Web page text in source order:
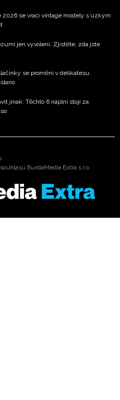
se vrací vintage modely s úzkým
jen vyvolení. Zjistěte, zda jste
se promění v delikatesu.
jinak: Těchto 6 náplní stojí za
BurdaMedia Extra s.r.o.